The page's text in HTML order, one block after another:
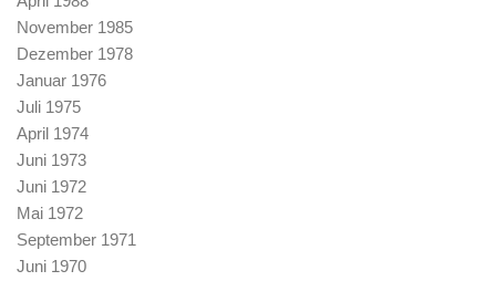
November 1985
Dezember 1978
Januar 1976
Juli 1975
April 1974
Juni 1973
Juni 1972
Mai 1972
September 1971
Juni 1970